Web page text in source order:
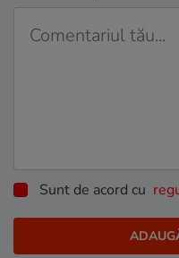
Sunt de acord cu